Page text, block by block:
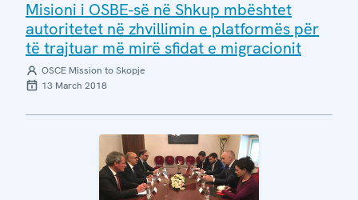
Misioni i OSBE-së në Shkup mbështet
autoritetet në zhvillimin e platformës për
të trajtuar më mirë sfidat e migracionit
OSCE Mission to Skopje
13 March 2018